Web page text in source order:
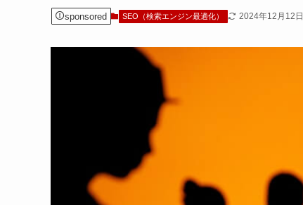
sponsored SEO（検索エンジン最適化） 2024年12月12日